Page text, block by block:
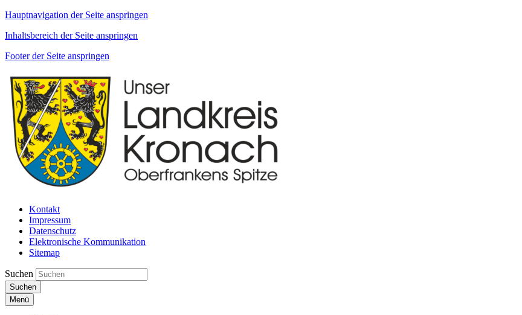
Hauptnavigation der Seite anspringen
Inhaltsbereich der Seite anspringen
Footer der Seite anspringen
Kontakt
Impressum
Datenschutz
Elektronische Kommunikation
Sitemap
Suchen
Suchen
Menü